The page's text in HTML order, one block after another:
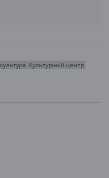
культура Культурный центр